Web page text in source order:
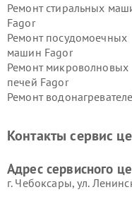
Ремонт стиральных
Fagor
Ремонт посудомоечных
машин Fagor
Ремонт микроволновых
печей Fagor
Ремонт
Контакты сервис
Адрес сервисного
г. Чебоксары, ул.